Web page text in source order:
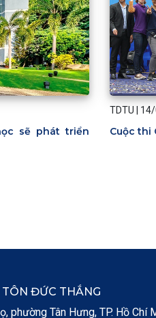
sẽ phát triển
TDTU
Cuộc thi
ĐỨC THẮNG
phường Tân Hưng, TP. Hồ Chí